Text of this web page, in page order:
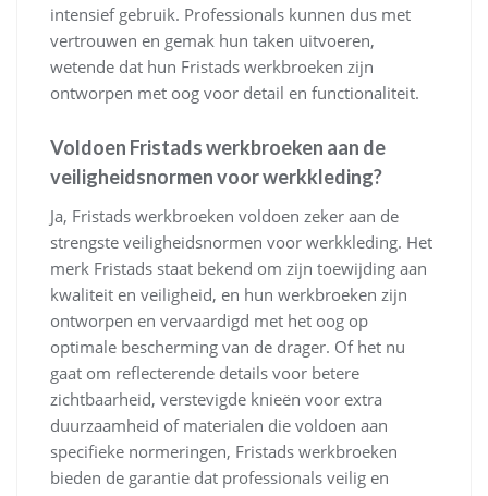
intensief gebruik. Professionals kunnen dus met
vertrouwen en gemak hun taken uitvoeren,
wetende dat hun Fristads werkbroeken zijn
ontworpen met oog voor detail en functionaliteit.
Voldoen Fristads werkbroeken aan de
veiligheidsnormen voor werkkleding?
Ja, Fristads werkbroeken voldoen zeker aan de
strengste veiligheidsnormen voor werkkleding. Het
merk Fristads staat bekend om zijn toewijding aan
kwaliteit en veiligheid, en hun werkbroeken zijn
ontworpen en vervaardigd met het oog op
optimale bescherming van de drager. Of het nu
gaat om reflecterende details voor betere
zichtbaarheid, verstevigde knieën voor extra
duurzaamheid of materialen die voldoen aan
specifieke normeringen, Fristads werkbroeken
bieden de garantie dat professionals veilig en